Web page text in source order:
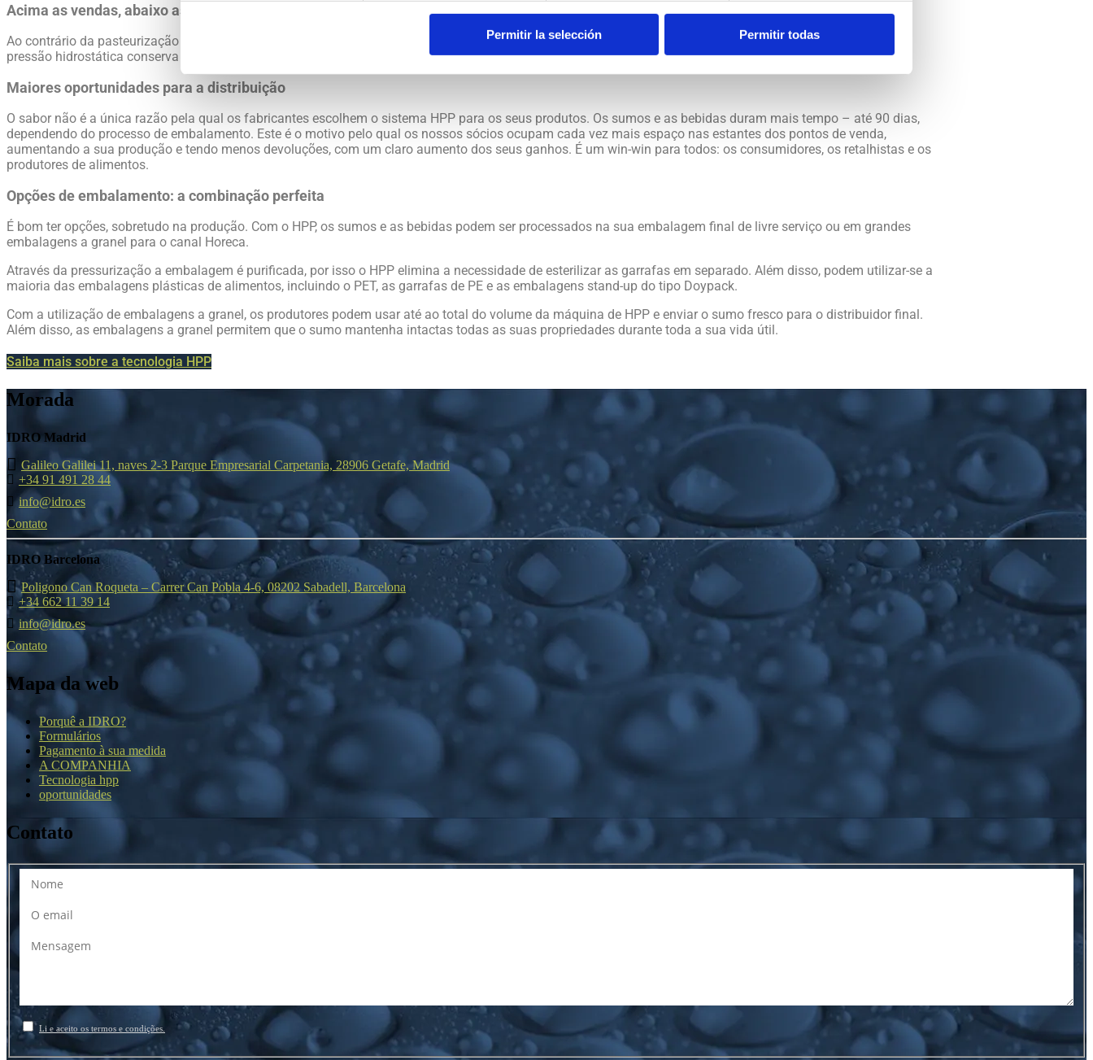
Permitir la selección Permitir todas
Acima as vendas, abaixo as bactérias
Ao contrário da pasteurização térmica tradicional, que retira dos sumos e das bebidas os seus nutrientes, enzimas e probióticos, o nosso processo de alta
pressão hidrostática conserva todos os nutrientes e mantém-nos intactos.
Maiores oportunidades para a distribuição
O sabor não é a única razão pela qual os fabricantes escolhem o sistema HPP para os seus produtos. Os sumos e as bebidas duram mais tempo – até 90 dias,
dependendo do processo de embalamento. Este é o motivo pelo qual os nossos sócios ocupam cada vez mais espaço nas estantes dos pontos de venda,
aumentando a sua produção e tendo menos devoluções, com um claro aumento dos seus ganhos. É um win-win para todos: os consumidores, os retalhistas e os
produtores de alimentos.
Opções de embalamento: a combinação perfeita
É bom ter opções, sobretudo na produção. Com o HPP, os sumos e as bebidas podem ser processados na sua embalagem final de livre serviço ou em grandes
embalagens a granel para o canal Horeca.
Através da pressurização a embalagem é purificada, por isso o HPP elimina a necessidade de esterilizar as garrafas em separado. Além disso, podem utilizar-se a
maioria das embalagens plásticas de alimentos, incluindo o PET, as garrafas de PE e as embalagens stand-up do tipo Doypack.
Com a utilização de embalagens a granel, os produtores podem usar até ao total do volume da máquina de HPP e enviar o sumo fresco para o distribuidor final.
Além disso, as embalagens a granel permitem que o sumo mantenha intactas todas as suas propriedades durante toda a sua vida útil.
Saiba mais sobre a tecnologia HPP
Morada
IDRO Madrid
Galileo Galilei 11, naves 2-3 Parque Empresarial Carpetania, 28906 Getafe, Madrid
+34 91 491 28 44
info@idro.es
Contato
IDRO Barcelona
Poligono Can Roqueta – Carrer Can Pobla 4-6, 08202 Sabadell, Barcelona
+34 662 11 39 14
info@idro.es
Contato
Mapa da web
Porquê a IDRO?
Formulários
Pagamento à sua medida
A COMPANHIA
Tecnologia hpp
oportunidades
Contato
Li e aceito os termos e condições.